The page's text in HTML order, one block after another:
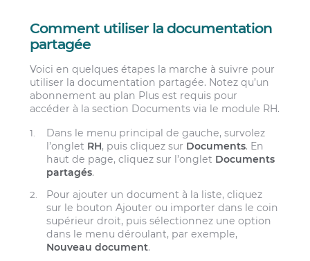
Comment utiliser la documentation
partagée
Voici en quelques étapes la marche à suivre pour
utiliser la documentation partagée. Notez qu’un
abonnement au plan Plus est requis pour
accéder à la section Documents via le module RH.
Dans le menu principal de gauche, survolez
l’onglet RH, puis cliquez sur Documents. En
haut de page, cliquez sur l’onglet Documents
partagés.
Pour ajouter un document à la liste, cliquez
sur le bouton Ajouter ou importer dans le coin
supérieur droit, puis sélectionnez une option
dans le menu déroulant, par exemple,
Nouveau document.